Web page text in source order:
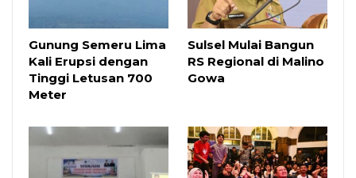
Gunung Semeru Lima
Kali Erupsi dengan
Tinggi Letusan 700
Meter
Sulsel Mulai Bangun
RS Regional di Malino
Gowa